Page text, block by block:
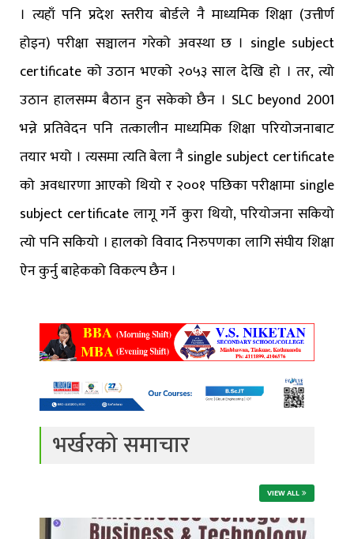
। त्यहाँ पनि प्रदेश स्तरीय बोर्डले नै माध्यमिक शिक्षा (उत्तीर्ण
होइन) परीक्षा सञ्चालन गरेको अवस्था छ । single subject
certificate को उठान भएको २०५३ साल देखि हो । तर, त्यो
उठान हालसम्म बैठान हुन सकेको छैन । SLC beyond 2001
भन्ने प्रतिवेदन पनि तत्कालीन माध्यमिक शिक्षा परियोजनाबाट
तयार भयो । त्यसमा त्यति बेला नै single subject certificate
को अवधारणा आएको थियो र २००१ पछिका परीक्षामा single
subject certificate लागू गर्ने कुरा थियो, परियोजना सकियो
त्यो पनि सकियो । हालको विवाद निरुपणका लागि संघीय शिक्षा
ऐन कुर्नु बाहेकको विकल्प छैन ।
भर्खरको समाचार
VIEW ALL